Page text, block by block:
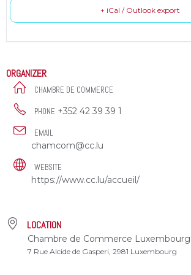
+ iCal / Outlook export
ORGANIZER
CHAMBRE DE COMMERCE
PHONE +352 42 39 39 1
EMAIL
chamcom@cc.lu
WEBSITE
https://www.cc.lu/accueil/
LOCATION
Chambre de Commerce Luxembourg
7 Rue Alcide de Gasperi, 2981 Luxembourg